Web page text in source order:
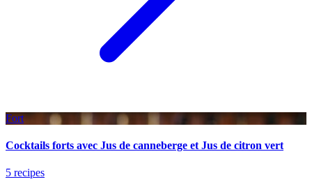
Fort
Cocktails forts avec Jus de canneberge et Jus de citron vert
5 recipes